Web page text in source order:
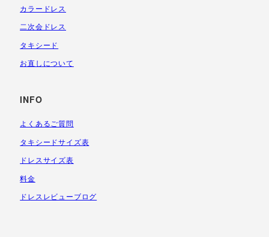
カラードレス
二次会ドレス
タキシード
お直しについて
INFO
よくあるご質問
タキシードサイズ表
ドレスサイズ表
料金
ドレスレビューブログ